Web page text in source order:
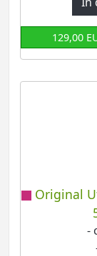
129,00
Original
-